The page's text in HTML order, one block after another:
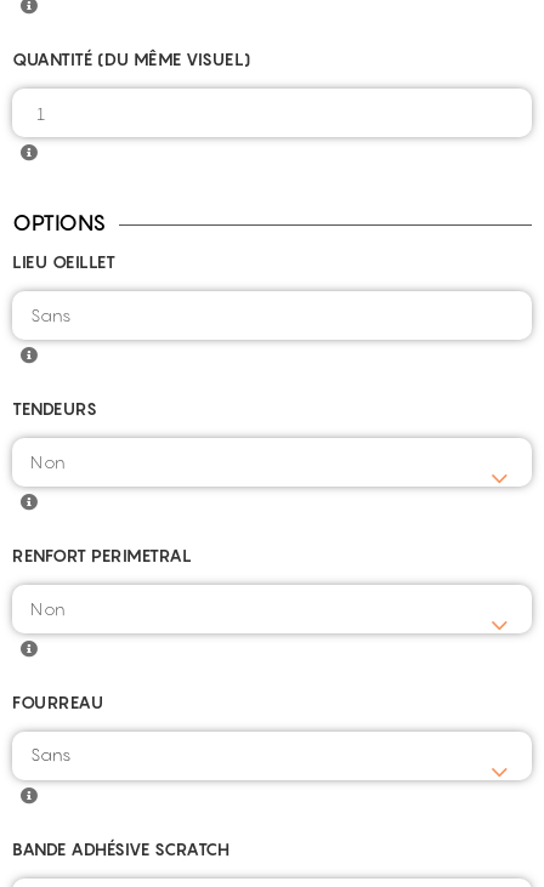
QUANTITÉ (DU MÊME VISUEL)
OPTIONS
LIEU OEILLET
TENDEURS
RENFORT PERIMETRAL
FOURREAU
Sans
BANDE ADHÉSIVE SCRATCH